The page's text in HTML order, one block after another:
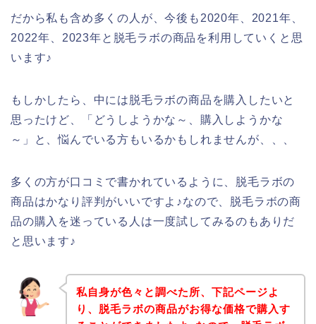
だから私も含め多くの人が、今後も2020年、2021年、
2022年、2023年と脱毛ラボの商品を利用していくと思
います♪
もしかしたら、中には脱毛ラボの商品を購入したいと
思ったけど、「どうしようかな～、購入しようかな
～」と、悩んでいる方もいるかもしれませんが、、、
多くの方が口コミで書かれているように、脱毛ラボの
商品はかなり評判がいいですよ♪なので、脱毛ラボの商
品の購入を迷っている人は一度試してみるのもありだ
と思います♪
私自身が色々と調べた所、下記ページよ
り、脱毛ラボの商品がお得な価格で購入す